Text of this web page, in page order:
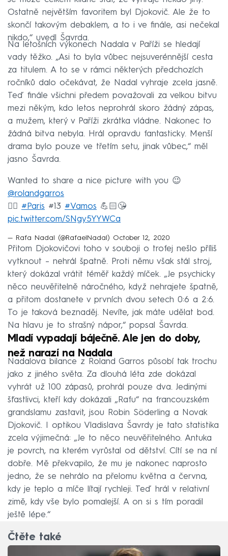
Ostatně největším favoritem byl Djokovič. Ale že to
skončí takovým debaklem, a to i ve finále, asi nečekal
nikdo,“ uvedl Šavrda.
Na letošních výkonech Nadala v Paříži se hledají
vady těžko. „Asi to byla vůbec nejsuverénnější cesta
za titulem. A to se v rámci některých předchozích
ročníků dalo očekávat, že Nadal vyhraje zcela jasně.
Teď finále všichni předem považovali za velkou bitvu
mezi někým, kdo letos neprohrál skoro žádný zápas,
a mužem, který v Paříži zkrátka vládne. Nakonec to
žádná bitva nebyla. Hrál opravdu fantasticky. Menší
drama bylo pouze ve třetím setu, jinak vůbec,“ měl
jasno Šavrda.
Wanted to share a nice picture with you 😉
@rolandgarros
👉🏻 #Paris #13 #Vamos 💪🏻😘
pic.twitter.com/SNgy5YYWCa
— Rafa Nadal (@RafaelNadal) October 12, 2020
Přitom Djokovičovi toho v souboji o trofej nešlo příliš
vytknout – nehrál špatně. Proti němu však stál stroj,
který dokázal vrátit téměř každý míček. „Je psychicky
něco neuvěřitelně náročného, když nehrajete špatně,
a přitom dostanete v prvních dvou setech 0:6 a 2:6.
To je taková beznaděj. Nevíte, jak máte udělat bod.
Na hlavu je to strašný nápor,“ popsal Šavrda.
Mladí vypadají báječně. Ale jen do doby,
než narazí na Nadala
Nadalova bilance z Roland Garros působí tak trochu
jako z jiného světa. Za dlouhá léta zde dokázal
vyhrát už 100 zápasů, prohrál pouze dva. Jedinými
šťastlivci, kteří kdy dokázali „Rafu“ na francouzském
grandslamu zastavit, jsou Robin Söderling a Novak
Djokovič. I optikou Vladislava Šavrdy je tato statistika
zcela výjimečná: „Je to něco neuvěřitelného. Antuka
je povrch, na kterém vyrůstal od dětství. Cítí se na ní
dobře. Mě překvapilo, že mu je nakonec naprosto
jedno, že se nehrálo na přelomu května a června,
kdy je teplo a míče lítají rychleji. Teď hrál v relativní
zimě, kdy vše bylo pomalejší. A on si s tím poradil
ještě lépe.“
Čtěte také